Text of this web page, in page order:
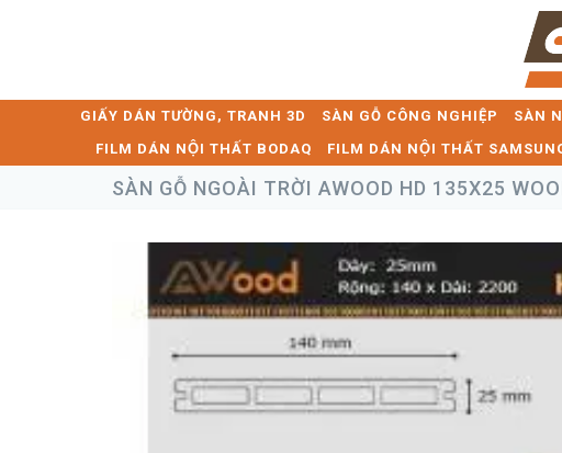
GIẤY DÁN TƯỜNG, TRANH 3D SÀN GỖ CÔNG NGHIỆP SÀN
FILM DÁN NỘI THẤT BODAQ
FILM DÁN NỘI THẤT
SÀN GỖ NGOÀI TRỜI AWOOD HD 135X25